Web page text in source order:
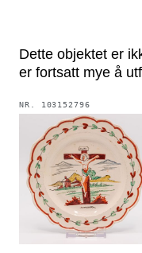
Dette objektet er
er fortsatt mye å
NR. 103152796